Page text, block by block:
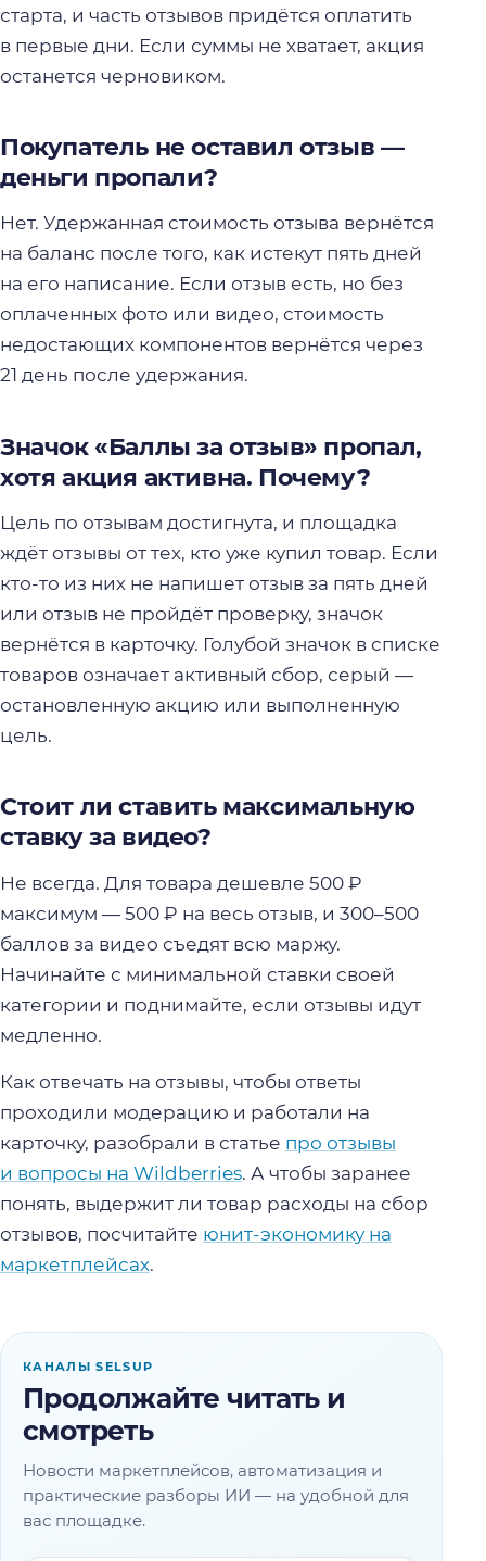
старта, и часть отзывов придётся оплатить
в первые дни. Если суммы не хватает, акция
останется черновиком.
Покупатель не оставил отзыв —
деньги пропали?
Нет. Удержанная стоимость отзыва вернётся
на баланс после того, как истекут пять дней
на его написание. Если отзыв есть, но без
оплаченных фото или видео, стоимость
недостающих компонентов вернётся через
21 день после удержания.
Значок «Баллы за отзыв» пропал,
хотя акция активна. Почему?
Цель по отзывам достигнута, и площадка
ждёт отзывы от тех, кто уже купил товар. Если
кто-то из них не напишет отзыв за пять дней
или отзыв не пройдёт проверку, значок
вернётся в карточку. Голубой значок в списке
товаров означает активный сбор, серый —
остановленную акцию или выполненную
цель.
Стоит ли ставить максимальную
ставку за видео?
Не всегда. Для товара дешевле 500 ₽
максимум — 500 ₽ на весь отзыв, и 300–500
баллов за видео съедят всю маржу.
Начинайте с минимальной ставки своей
категории и поднимайте, если отзывы идут
медленно.
Как отвечать на отзывы, чтобы ответы
проходили модерацию и работали на
карточку, разобрали в статье про отзывы
и вопросы на Wildberries. А чтобы заранее
понять, выдержит ли товар расходы на сбор
отзывов, посчитайте юнит-экономику на
маркетплейсах.
КАНАЛЫ SELSUP
Продолжайте читать и
смотреть
Новости маркетплейсов, автоматизация и
практические разборы ИИ — на удобной для
вас площадке.